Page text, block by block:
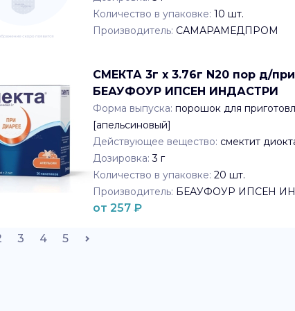
Количество в упаковке: 10 шт.
Производитель: САМАРАМЕДПРОМ
СМЕКТА 3г x 3.76г N20 пор д/
БЕАУФОУР ИПСЕН ИНДАСТРИ
Форма выпуска: порошок для
[апельсиновый]
Действующее вещество: смектит
Дозировка: 3 г
Количество в упаковке: 20 шт.
Производитель: БЕАУФОУР ИПСЕН
от 257 ₽
3 4 5